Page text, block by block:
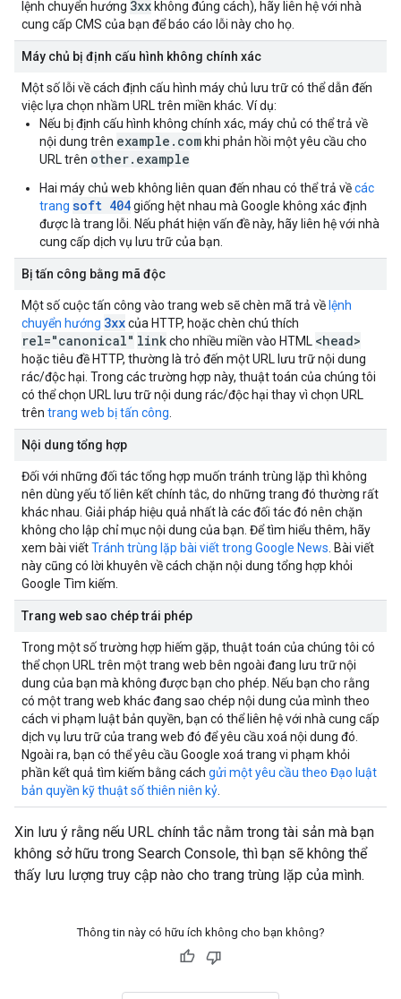
lệnh chuyển hướng 3xx không đúng cách), hãy liên hệ với nhà
cung cấp CMS của bạn để báo cáo lỗi này cho họ.
Máy chủ bị định cấu hình không chính xác
Một số lỗi về cách định cấu hình máy chủ lưu trữ có thể dẫn đến
việc lựa chọn nhầm URL trên miền khác. Ví dụ:
Nếu bị định cấu hình không chính xác, máy chủ có thể trả về
nội dung trên example.com khi phản hồi một yêu cầu cho
URL trên other.example
Hai máy chủ web không liên quan đến nhau có thể trả vềcác
trang soft 404giống hệt nhau mà Google không xác định
được là trang lỗi. Nếu phát hiện vấn đề này, hãy liên hệ với nhà
cung cấp dịch vụ lưu trữ của bạn.
Bị tấn công bằng mã độc
Một số cuộc tấn công vào trang web sẽ chèn mã trả về lệnh
chuyển hướng 3xxcủa HTTP, hoặc chèn chú thích
rel="canonical" linkcho nhiều miền vào HTML <head>
hoặc tiêu đề HTTP, thường là trỏ đến một URL lưu trữ nội dung
rác/độc hại. Trong các trường hợp này, thuật toán của chúng tôi
có thể chọn URL lưu trữ nội dung rác/độc hại thay vì chọn URL
trên trang web bị tấn công
Nội dung tổng hợp
Đối với những đối tác tổng hợp muốn tránh trùng lặp thì không
nên dùng yếu tố liên kết chính tắc, do những trang đó thường rất
khác nhau. Giải pháp hiệu quả nhất là các đối tác đó nên chặn
không cho lập chỉ mục nội dung của bạn. Để tìm hiểu thêm, hãy
xem bài viếtTránh trùng lặp bài viết trong Google News . Bài viết
này cũng có lời khuyên về cách chặn nội dung tổng hợp khỏi
Google Tìm kiếm.
Trang web sao chép trái phép
Trong một số trường hợp hiếm gặp, thuật toán của chúng tôi có
thể chọn URL trên một trang web bên ngoài đang lưu trữ nội
dung của bạn mà không được bạn cho phép. Nếu bạn cho rằng
có một trang web khác đang sao chép nội dung của mình theo
cách vi phạm luật bản quyền, bạn có thể liên hệ với nhà cung cấp
dịch vụ lưu trữ của trang web đó để yêu cầu xoá nội dung đó.
Ngoài ra, bạn có thể yêu cầu Google xoá trang vi phạm khỏi
phần kết quả tìm kiếm bằng cách gửi một yêu cầu theo Đạo luật
bản quyền kỹ thuật số thiên niên kỷ
Xin lưu ý rằng nếu URL chính tắc nằm trong tài sản mà bạn
không sở hữu trong Search Console, thì bạn sẽ không thể
thấy lưu lượng truy cập nào cho trang trùng lặp của mình.
Thông tin này có hữu ích không cho bạn không?